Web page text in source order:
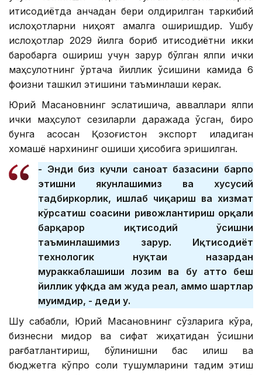
иқтисодиётда анчадан бери қолдирилган таркибий
ислоҳотларни ниҳоят амалга оширишдир. Ушбу
ислоҳотлар 2029 йилга бориб иқтисодиётни икки
баробарга ошириш учун зарур бўлган ялпи ички
маҳсулотнинг ўртача йиллик ўсишини камида 6
фоизни ташкил этишини таъминлаши керак.
Юрий Масановнинг эслатишича, авваллари ялпи
ички маҳсулот сезиларли даражада ўсган, бироқ
бунга асосан Қозоғистон экспорт қиладиган
хомашё нархининг ошиши ҳисобига эришилган.
- Энди биз кучли саноат базасини барпо
этишни якунлашимиз ва хусусий
тадбиркорлик, ишлаб чиқариш ва хизмат
кўрсатиш соҳасини ривожлантириш орқали
барқарор иқтисодий ўсишни
таъминлашимиз зарур. Иқтисодиёт
технологик нуқтаи назардан
мураккаблашиши лозим ва бу ҳатто беш
йиллик уфқда ҳам жуда реал, аммо шартлар
муҳимдир, - деди у.
Шу сабабли, Юрий Масановнинг сўзларига кўра,
бизнесни миқдор ва сифат жиҳатидан ўсишни
рағбатлантириш, бўлинишни бас қилиш ва
бюджетга кўпроқ солиқ тушумларини тақдим этиш